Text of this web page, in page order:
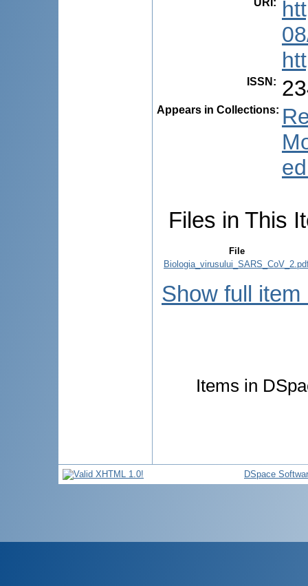
ISSN :
Appears in Collections:
Files in This
File
Show full item
Items in
DSpace